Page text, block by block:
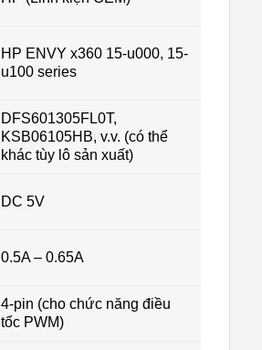
HP ENVY x360 15-u000, 15-
u100 series
DFS601305FL0T,
KSB06105HB, v.v. (có thể
khác tùy lô sản xuất)
DC 5V
0.5A – 0.65A
4-pin (cho chức năng điều
tốc PWM)